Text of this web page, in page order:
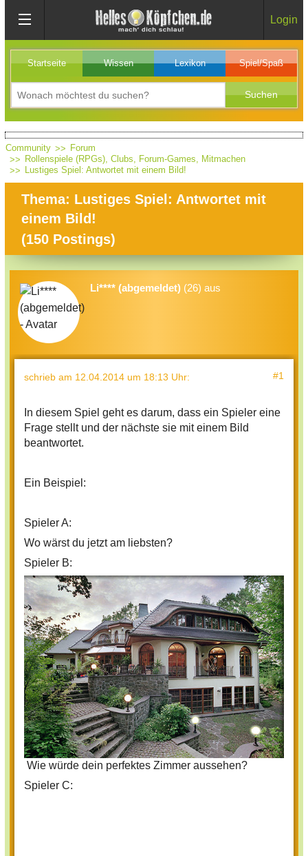
Login
Startseite Wissen Lexikon Spiel/Spaß
Community
Forum
Rollenspiele (RPGs), Clubs, Forum-Games, Mitmachen
Lustiges Spiel: Antwortet mit einem Bild!
Thema: Lustiges Spiel: Antwortet mit
einem Bild!
(150 Postings)
Li**** (abgemeldet) (26) aus
schrieb am 12.04.2014 um 18:13 Uhr: #1
In diesem Spiel geht es darum, dass ein Spieler eine
Frage stellt und der nächste sie mit einem Bild
beantwortet.
Ein Beispiel:
Spieler A:
Wo wärst du jetzt am liebsten?
Spieler B:
Wie würde dein perfektes Zimmer aussehen?
Spieler C: